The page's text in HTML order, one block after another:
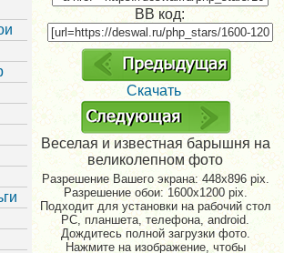
BB код:
Скачать
Веселая и известная барышня на
великолепном фото
Разрешение Вашего экрана:448x896 pix.
Разрешение обои: 1600x1200 pix.
Подходит для установки на рабочий стол
PC, планшета, телефона, android.
Дождитесь полной загрузки фото.
Нажмите на изображение, чтобы